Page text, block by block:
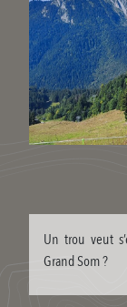
Un trou veut
Grand Som ?